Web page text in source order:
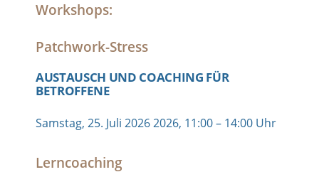
Workshops:
Patchwork-Stress
AUSTAUSCH UND COACHING FÜR
BETROFFENE
Samstag, 25. Juli 2026 2026, 11:00 – 14:00 Uhr
Lerncoaching